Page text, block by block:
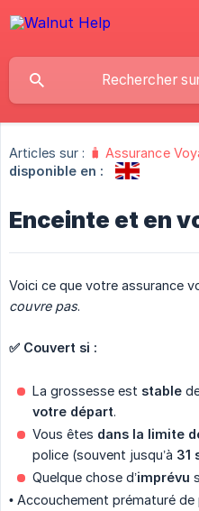
Articles sur : 🧳 Assurance
disponible en :
Enceinte et en
Voici ce que votre assurance
couvre pas.
✅ Couvert si :
La grossesse est stable
votre départ.
Vous êtes dans la limite
police (souvent jusqu’à 31
Quelque chose d’imprévu
• Accouchement prématuré de